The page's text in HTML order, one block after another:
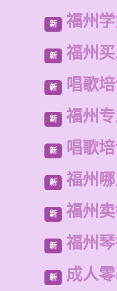
新 福州
新 福州
新 唱歌
新 福州
新 唱歌
新 福州
新 福州
新 福州
新 成人